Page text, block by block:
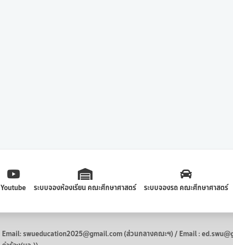
Youtube ระบบจองห้องเรียน คณะศึกษาศาสตร์ ระบบจองรถ คณะศึกษาศาสตร์
Email: swueducation2025@gmail.com (ส่วนกลางคณะฯ) / Email :